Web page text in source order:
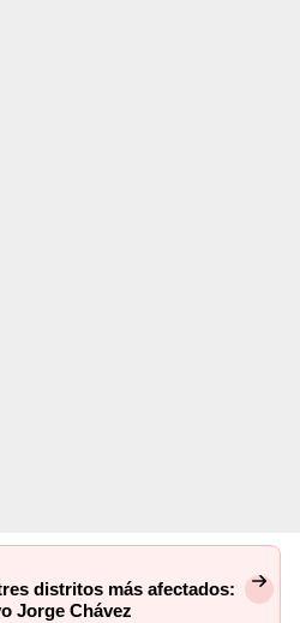
distritos más afectados:
Jorge Chávez